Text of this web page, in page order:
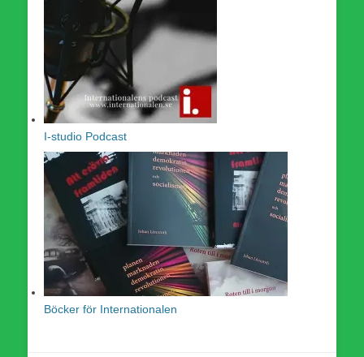
I-studio Podcast
Böcker för Internationalen